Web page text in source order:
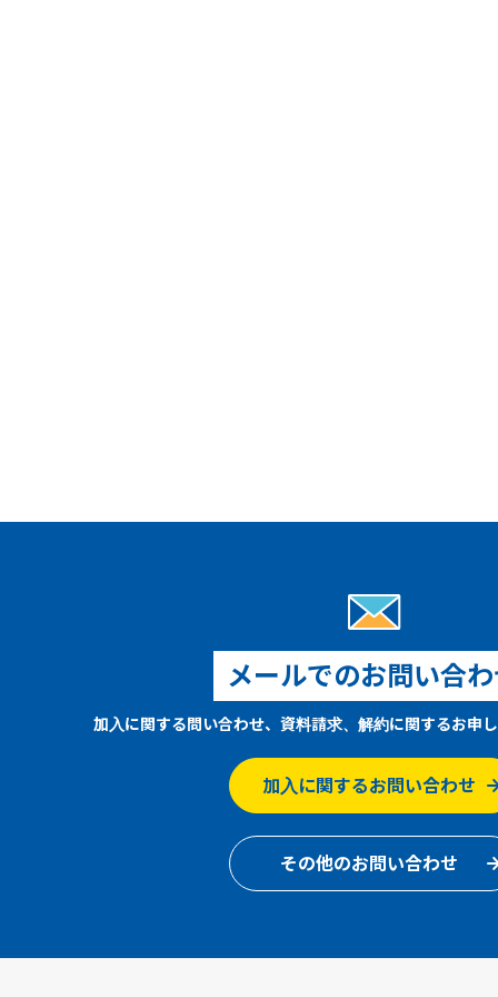
メールでのお問い合
加入に関する問い合わせ、資料請求、解約に関するお申
加入に関するお問い合わせ
その他のお問い合わせ